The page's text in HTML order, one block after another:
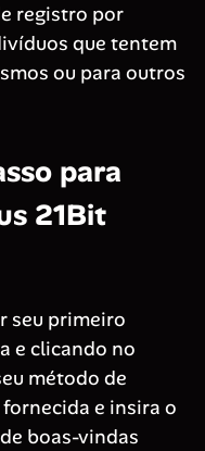
registro por
que tentem
ou para outros
para
21Bit
seu primeiro
e clicando no
método de
e insira o
boas-vindas